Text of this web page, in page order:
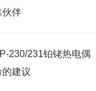
伙伴
230/231铂铑热电偶
建议